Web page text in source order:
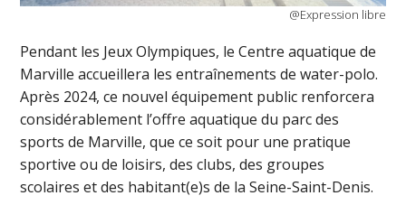
@Expression libre
Pendant les Jeux Olympiques, le Centre aquatique de
Marville accueillera les entraînements de water-polo.
Après 2024, ce nouvel équipement public renforcera
considérablement l’offre aquatique du parc des
sports de Marville, que ce soit pour une pratique
sportive ou de loisirs, des clubs, des groupes
scolaires et des habitant(e)s de la Seine-Saint-Denis.